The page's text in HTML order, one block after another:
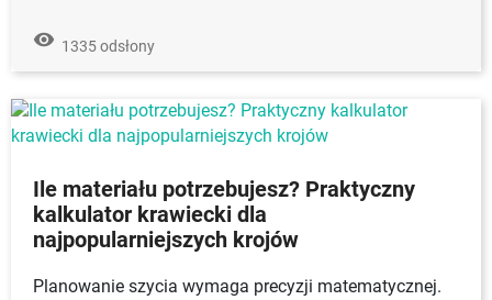
remove_red_eye 1335 odsłony
Ile materiału potrzebujesz? Praktyczny
kalkulator krawiecki dla
najpopularniejszych krojów
Planowanie szycia wymaga precyzji matematycznej.